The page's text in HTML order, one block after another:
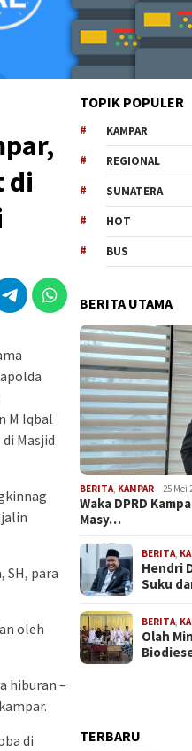
di
M Iqbal
Masjid
SH, para
oleh
hiburan –
di
TOPIK POPULER
KAMPAR
REGIONAL
SUMATERA
HOT
BUS
BERITA UTAMA
BERITA KAMPAR 25 Mei
Waka DPRD
Masy…
BERITA
Hendri
Suku
BERITA
Olah
TERBARU